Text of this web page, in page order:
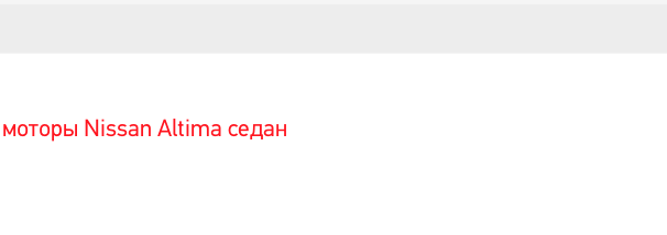
Nissan Altima седан